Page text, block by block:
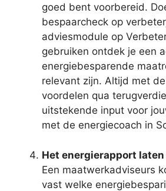
goed bent voorbereid.
bespaarcheck op
adviesmodule op
gebruiken ontdek je een
energiebesparende
relevant zijn. Altijd met
voordelen qua
uitstekende input voor
met de energiecoach in
Het energierapport
Een maatwerkadviseurs
vast welke